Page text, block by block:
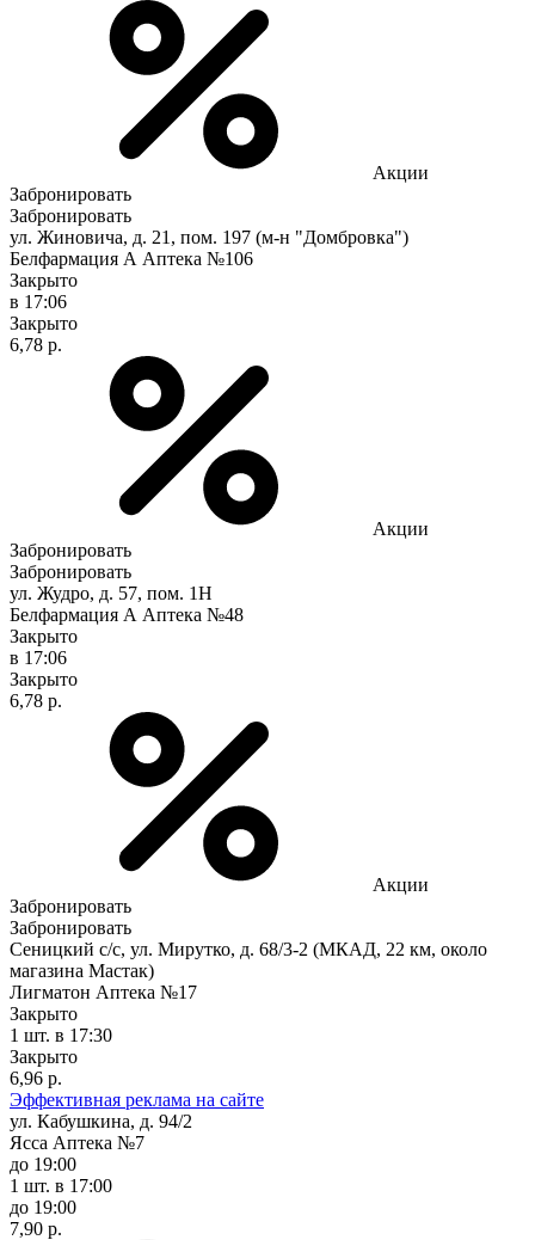
Акции
Забронировать
Забронировать
ул. Жиновича, д. 21, пом. 197 (м-н "Домбровка")
Белфармация А Аптека №106
Закрыто
в 17:06
Закрыто
6,78 р.
Акции
Забронировать
Забронировать
ул. Жудро, д. 57, пом. 1Н
Белфармация А Аптека №48
Закрыто
в 17:06
Закрыто
6,78 р.
Акции
Забронировать
Забронировать
Сеницкий с/с, ул. Мирутко, д. 68/3-2 (МКАД, 22 км, около
магазина Мастак)
Лигматон Аптека №17
Закрыто
1 шт. в 17:30
Закрыто
6,96 р.
Эффективная реклама на сайте
ул. Кабушкина, д. 94/2
Ясса Аптека №7
до 19:00
1 шт. в 17:00
до 19:00
7,90 р.